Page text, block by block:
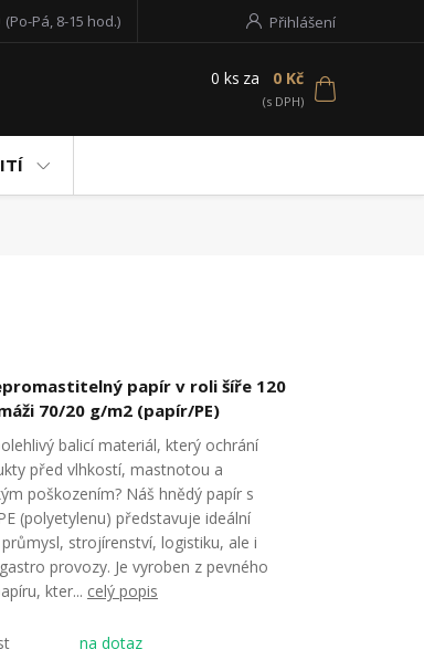
Přihlášení
(Po-Pá, 8-15 hod.)
0 ks za 0 Kč
papír v roli šíře 120
70/20 g/m2 (papír/PE)
balicí materiál, který ochrání
před vlhkostí, mastnotou a
poškozením? Náš hnědý papír s
(polyetylenu) představuje ideální
strojírenství, logistiku, ale i
provozy. Je vyroben z pevného
kter... celý popis
na dotaz